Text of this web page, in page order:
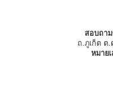
สอบถา
ถ.ภูเก็ต ต.
หมาย